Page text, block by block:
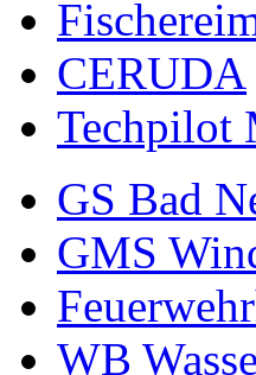
CERUDA
Techpilot
GS Bad
GMS
WB